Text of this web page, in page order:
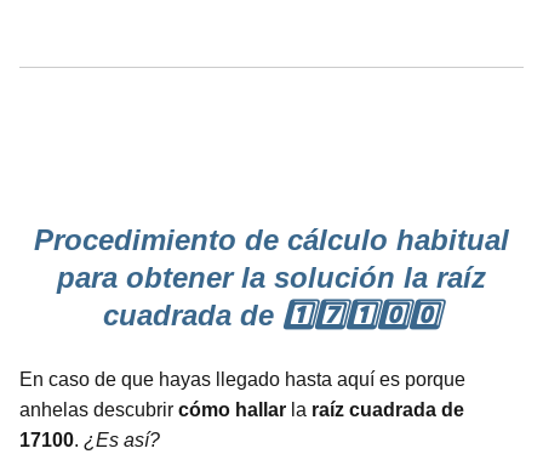
Procedimiento de cálculo habitual
para obtener la solución la raíz
cuadrada de 1️⃣7️⃣1️⃣0️⃣0️⃣
En caso de que hayas llegado hasta aquí es porque
anhelas descubrir cómo hallar la raíz cuadrada de
17100. ¿Es así?